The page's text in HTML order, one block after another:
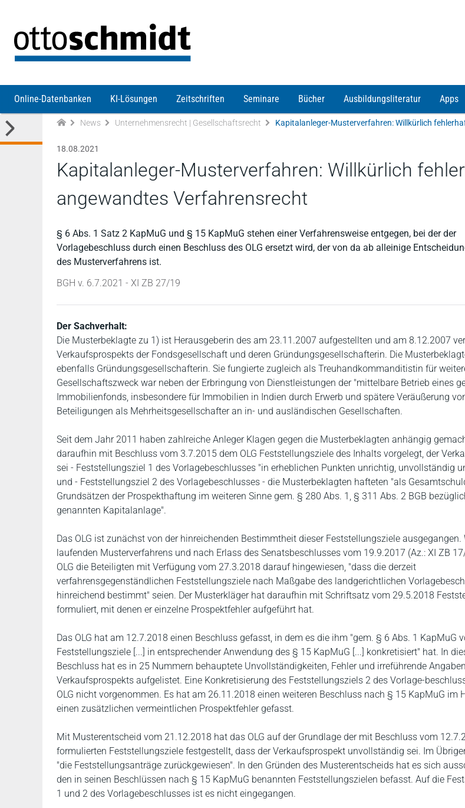
Online-Datenbanken KI-Lösungen Zeitschriften Seminare Bücher Ausbildungsliteratur Apps
News Unternehmensrecht | Gesellschaftsrecht
18.08.2021
Kapitalanleger-Musterverfahren: Willkürlich
angewandtes Verfahrensrecht
§ 6 Abs. 1 Satz 2 KapMuG und § 15 KapMuG stehen einer Verfahrensweise entgegen, bei der der
Vorlagebeschluss durch einen Beschluss des OLG ersetzt wird, der von da ab alleinige
des Musterverfahrens ist.
BGH v. 6.7.2021 - XI ZB 27/19
Der Sachverhalt:
Die Musterbeklagte zu 1) ist Herausgeberin des am 23.11.2007 aufgestellten und am 8.12.2007
Verkaufsprospekts der Fondsgesellschaft und deren Gründungsgesellschafterin. Die
ebenfalls Gründungsgesellschafterin. Sie fungierte zugleich als Treuhandkommanditistin für
Gesellschaftszweck war neben der Erbringung von Dienstleistungen der "mittelbare Betrieb eines
Immobilienfonds, insbesondere für Immobilien in Indien durch Erwerb und spätere Veräußerung
Beteiligungen als Mehrheitsgesellschafter an in- und ausländischen Gesellschaften.
Seit dem Jahr 2011 haben zahlreiche Anleger Klagen gegen die Musterbeklagten anhängig
daraufhin mit Beschluss vom 3.7.2015 dem OLG Feststellungsziele des Inhalts vorgelegt, der
sei - Feststellungsziel 1 des Vorlagebeschlusses "in erheblichen Punkten unrichtig, unvollständig
und - Feststellungsziel 2 des Vorlagebeschlusses - die Musterbeklagten hafteten "als
Grundsätzen der Prospekthaftung im weiteren Sinne gem. § 280 Abs. 1, § 311 Abs. 2 BGB
genannten Kapitalanlage".
Das OLG ist zunächst von der hinreichenden Bestimmtheit dieser Feststellungsziele ausgegangen.
laufenden Musterverfahrens und nach Erlass des Senatsbeschlusses vom 19.9.2017 (Az.: XI ZB
OLG die Beteiligten mit Verfügung vom 27.3.2018 darauf hingewiesen, "dass die derzeit
verfahrensgegenständlichen Feststellungsziele nach Maßgabe des landgerichtlichen
hinreichend bestimmt" seien. Der Musterkläger hat daraufhin mit Schriftsatz vom 29.5.2018
formuliert, mit denen er einzelne Prospektfehler aufgeführt hat.
Das OLG hat am 12.7.2018 einen Beschluss gefasst, in dem es die ihm "gem. § 6 Abs. 1 KapMuG
Feststellungsziele [...] in entsprechender Anwendung des § 15 KapMuG [...] konkretisiert" hat. In
Beschluss hat es in 25 Nummern behauptete Unvollständigkeiten, Fehler und irreführende
Verkaufsprospekts aufgelistet. Eine Konkretisierung des Feststellungsziels 2 des Vorlage-
OLG nicht vorgenommen. Es hat am 26.11.2018 einen weiteren Beschluss nach § 15 KapMuG im
einen zusätzlichen vermeintlichen Prospektfehler gefasst.
Mit Musterentscheid vom 21.12.2018 hat das OLG auf der Grundlage der mit Beschluss vom
formulierten Feststellungsziele festgestellt, dass der Verkaufsprospekt unvollständig sei. Im
"die Feststellungsanträge zurückgewiesen". In den Gründen des Musterentscheids hat es sich
den in seinen Beschlüssen nach § 15 KapMuG benannten Feststellungszielen befasst. Auf die
1 und 2 des Vorlagebeschlusses ist es nicht eingegangen.